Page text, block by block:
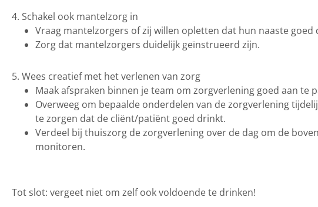
4. Schakel ook mantelzorg in
Vraag mantelzorgers of zij willen opletten dat hun naaste goed
Zorg dat mantelzorgers duidelijk geïnstrueerd zijn.
5. Wees creatief met het verlenen van zorg
Maak afspraken binnen je team om zorgverlening goed aan te
Overweeg om bepaalde onderdelen van de zorgverlening
te zorgen dat de cliënt/patiënt goed drinkt.
Verdeel bij thuiszorg de zorgverlening over de dag om de
monitoren.
Tot slot: vergeet niet om zelf ook voldoende te drinken!